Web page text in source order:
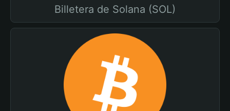
Billetera de Solana (SOL)